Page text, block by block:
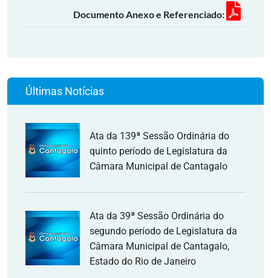
Documento Anexo e Referenciado:
Últimas Notícias
Ata da 139ª Sessão Ordinária do
quinto período de Legislatura da
Câmara Municipal de Cantagalo
Ata da 39ª Sessão Ordinária do
segundo período de Legislatura da
Câmara Municipal de Cantagalo,
Estado do Rio de Janeiro